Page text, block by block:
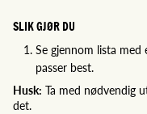
SLIK GJØR DU
Se gjennom lista med
passer best.
Husk: Ta med nødvendig
det.